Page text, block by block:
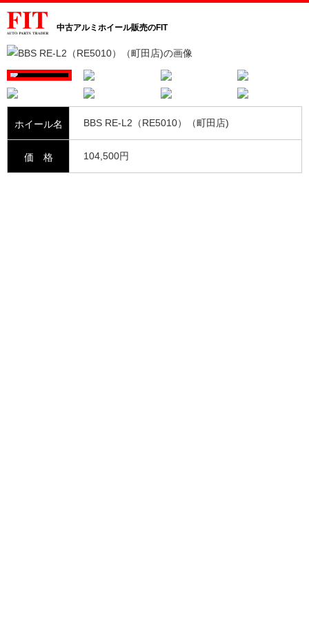
中古アルミホイール販売のFIT
ホイール名 BBS RE-L2（RE5010）（町田店)
価 格 104,500円